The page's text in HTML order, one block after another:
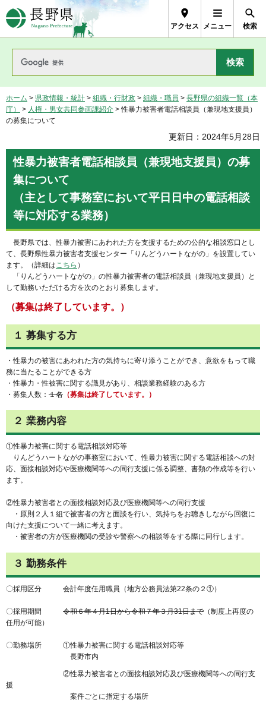
長野県Nagano Prefecture
アクセス メニュー 検索
ホーム > 県政情報・統計 > 組織・行財政 > 組織・職員 > 長野県の組織一覧（本
庁）
> 人権・男女共同参画課紹介 > 性暴力被害者電話相談員（兼現地支援員）
の募集について
更新日：2024年5月28日
性暴力被害者電話相談員（兼現地支援員）の募
集について
（主として事務室において平日日中の電話相談
等に対応する業務）
長野県では、性暴力被害にあわれた方を支援するための公的な相談窓口とし
て、長野県性暴力被害者支援センター「りんどうハートながの」を設置してい
ます。（詳細はこちら ）
「りんどうハートながの」の性暴力被害者の電話相談員（兼現地支援員）と
して勤務いただける方を次のとおり募集します。
（募集は終了しています。）
１ 募集する方
・性暴力の被害にあわれた方の気持ちに寄り添うことができ、意欲をもって職
務に当たることができる方
・性暴力・性被害に関する識見があり、相談業務経験のある方
・募集人数： １名 （募集は終了しています。）
２ 業務内容
①性暴力被害に関する電話相談対応等
りんどうハートながの事務室において、性暴力被害に関する電話相談への対
応、面接相談対応や医療機関等への同行支援に係る調整、書類の作成等を行い
ます。
②性暴力被害者との面接相談対応及び医療機関等への同行支援
・原則２人１組で被害者の方と面談を行い、気持ちをお聴きしながら回復に
向けた支援について一緒に考えます。
・被害者の方が医療機関の受診や警察への相談等をする際に同行します。
３ 勤務条件
〇採用区分 会計年度任用職員（地方公務員法第22条の２①）
〇採用期間 令和６年４月1日から令和７年３月31日まで （制度上再度の
任用が可能）
〇勤務場所 ①性暴力被害に関する電話相談対応等
長野市内
②性暴力被害者との面接相談対応及び医療機関等への同行支
援
案件ごとに指定する場所